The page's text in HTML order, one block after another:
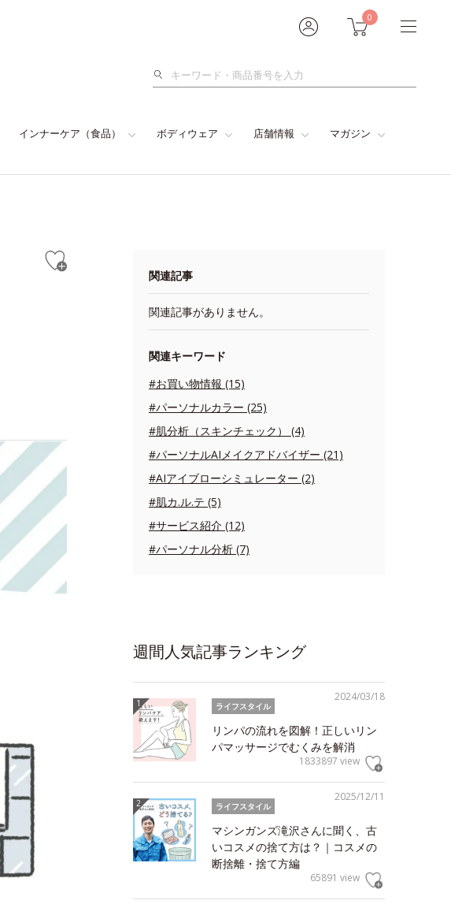
0
検
インナーケア（食品） ボディウェア 店舗情報 マガジン
関連記事
関連記事がありません。
関連キーワード
#お買い物情報 (15)
#パーソナルカラー (25)
#肌分析（スキンチェック） (4)
#パーソナルAIメイクアドバイザー (21)
#AIアイブローシミュレーター (2)
#肌カ.ル.テ (5)
#サービス紹介 (12)
#パーソナル分析 (7)
週間人気記事ランキング
2024/03/18
ライフスタイル
リンパの流れを図解！正しいリン
パマッサージでむくみを解消
1833897 view
2025/12/11
ライフスタイル
マシンガンズ滝沢さんに聞く、古
いコスメの捨て方は？｜コスメの
断捨離・捨て方編
65891 view